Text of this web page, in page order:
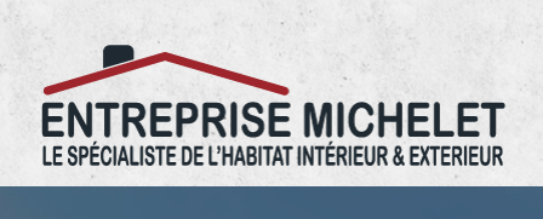
05.67.29.03.22 Entreprise Michelet